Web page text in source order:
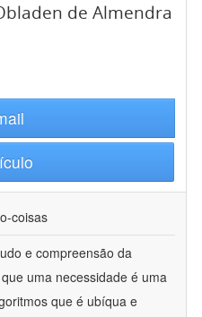
de Almendra
coisas
e compreensão da
uma necessidade é uma
que é ubíqua e